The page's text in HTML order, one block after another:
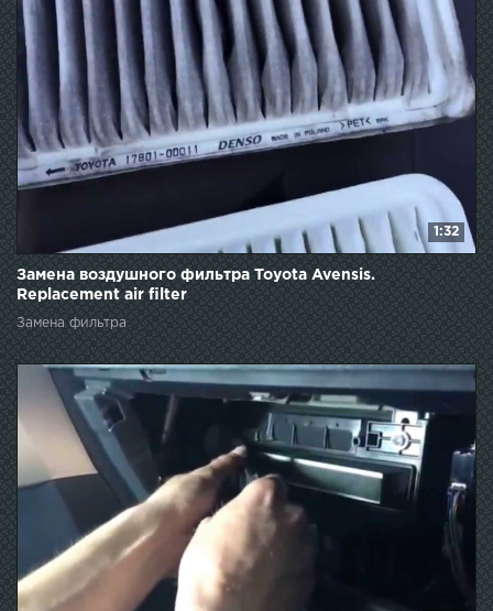
1:32
Замена воздушного фильтра Toyota Avensis.
Replacement air filter
Замена фильтра